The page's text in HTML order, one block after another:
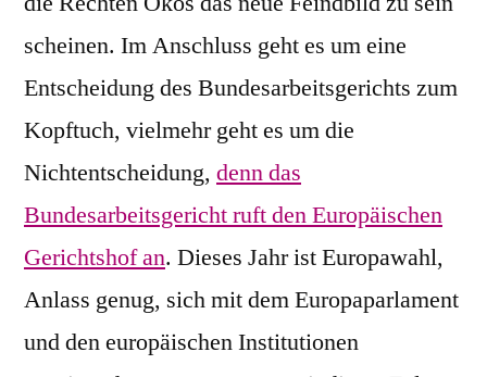
scheinen. Im Anschluss geht es um eine
Entscheidung des Bundesarbeitsgerichts zum
Kopftuch, vielmehr geht es um die
Nichtentscheidung, denn das
Bundesarbeitsgericht ruft den Europäischen
Gerichtshof an. Dieses Jahr ist Europawahl,
Anlass genug, sich mit dem Europaparlament
und den europäischen Institutionen